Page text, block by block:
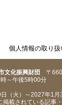
個人情報の取り扱
文化振興財団 〒
時～午後5時00分
火）～2027年1月3
掲載されている記事